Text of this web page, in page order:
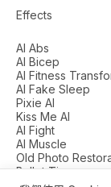
Effects
AI Abs
AI Bicep
AI Fitness
AI Fake Sleep
Pixie AI
Kiss Me AI
AI Fight
AI Muscle
Old Photo
Bullet Time